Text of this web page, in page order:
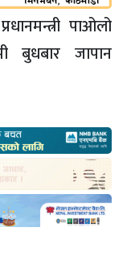
पाओलो
बुधबार जापान